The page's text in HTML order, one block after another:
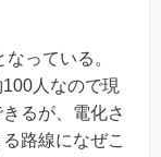
っている。
人なので現
るが、電化さ
路線になぜこ